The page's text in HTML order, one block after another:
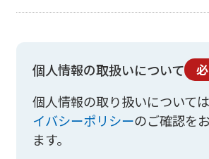
個人情報の取扱いについて
個人情報の取り扱いについては
イバシーポリシーのご確認を
ます。